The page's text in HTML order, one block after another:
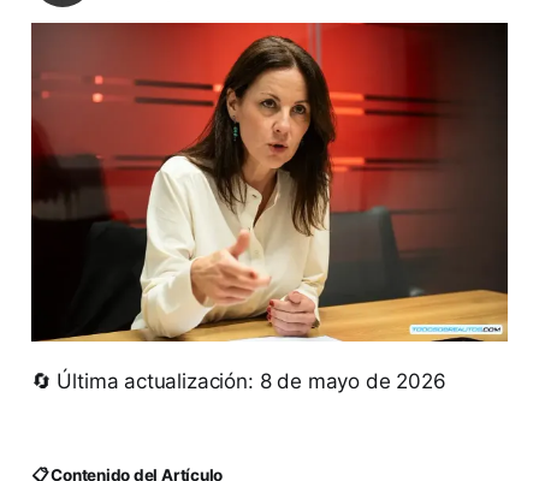
🔄 Última actualización: 8 de mayo de 2026
📋 Contenido del Artículo